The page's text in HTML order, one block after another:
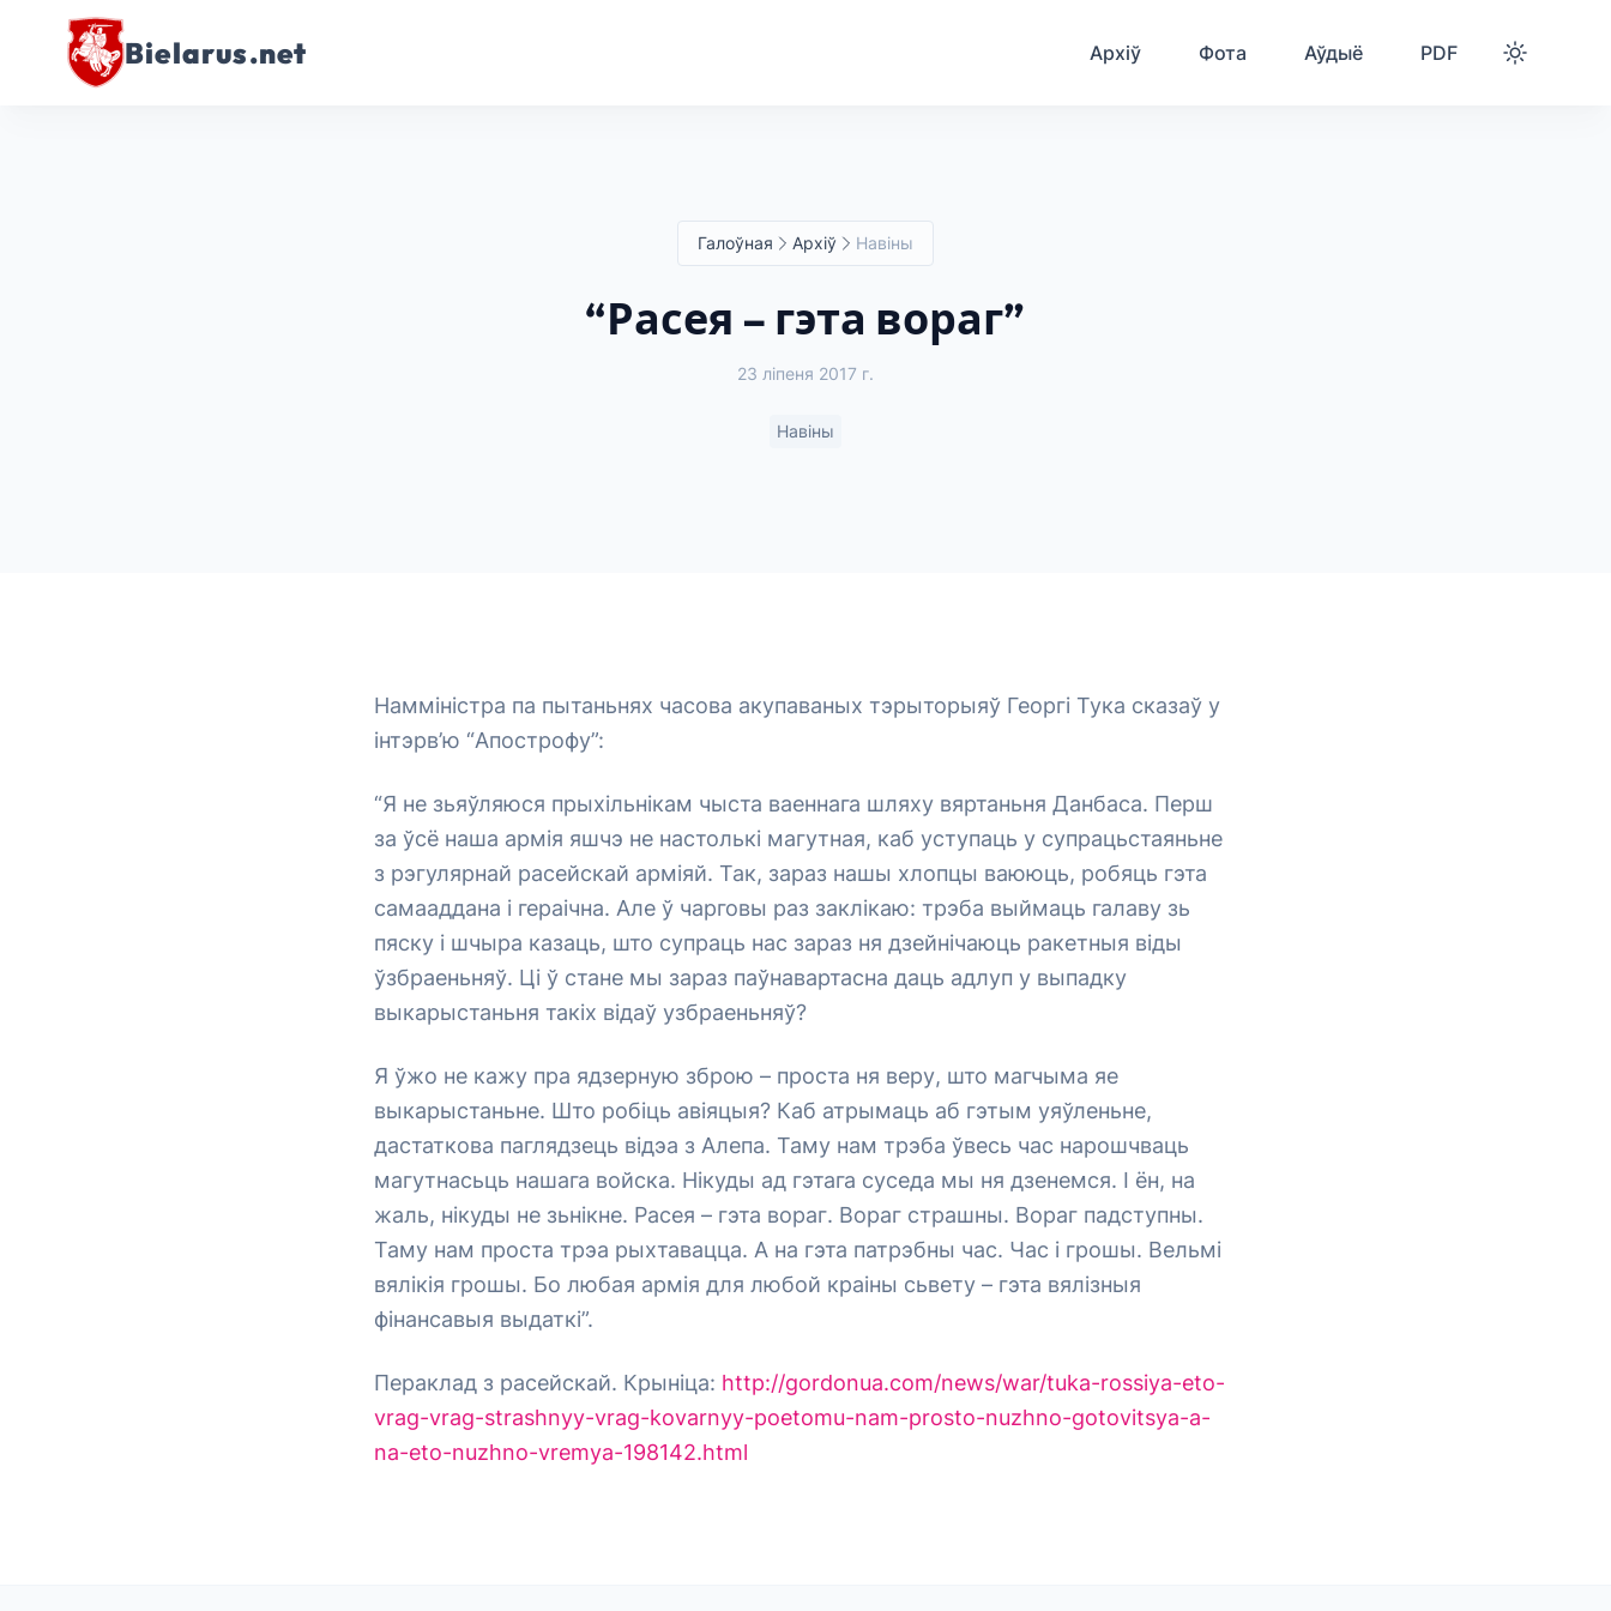
Bielarus.net Архіў Фота Аўдыё PDF
Галоўная Архіў Навіны
“Расея – гэта вораг”
23 ліпеня 2017 г.
Навіны
Намміністра па пытаньнях часова акупаваных тэрыторыяў Георгі Тука сказаў у
інтэрв’ю “Апострофу”:
“Я не зьяўляюся прыхільнікам чыста ваеннага шляху вяртаньня Данбаса. Перш
за ўсё наша армія яшчэ не настолькі магутная, каб уступаць у супрацьстаяньне
з рэгулярнай расейскай арміяй. Так, зараз нашы хлопцы ваююць, робяць гэта
самааддана і гераічна. Але ў чарговы раз заклікаю: трэба выймаць галаву зь
пяску і шчыра казаць, што супраць нас зараз ня дзейнічаюць ракетныя віды
ўзбраеньняў. Ці ў стане мы зараз паўнавартасна даць адлуп у выпадку
выкарыстаньня такіх відаў узбраеньняў?
Я ўжо не кажу пра ядзерную зброю – проста ня веру, што магчыма яе
выкарыстаньне. Што робіць авіяцыя? Каб атрымаць аб гэтым уяўленьне,
дастаткова паглядзець відэа з Алепа. Таму нам трэба ўвесь час нарошчваць
магутнасьць нашага войска. Нікуды ад гэтага суседа мы ня дзенемся. І ён, на
жаль, нікуды не зьнікне. Расея – гэта вораг. Вораг страшны. Вораг падступны.
Таму нам проста трэа рыхтавацца. А на гэта патрэбны час. Час і грошы. Вельмі
вялікія грошы. Бо любая армія для любой краіны сьвету – гэта вялізныя
фінансавыя выдаткі”.
Пераклад з расейскай. Крыніца: http://gordonua.com/news/war/tuka-rossiya-eto-
vrag-vrag-strashnyy-vrag-kovarnyy-poetomu-nam-prosto-nuzhno-gotovitsya-a-
na-eto-nuzhno-vremya-198142.html